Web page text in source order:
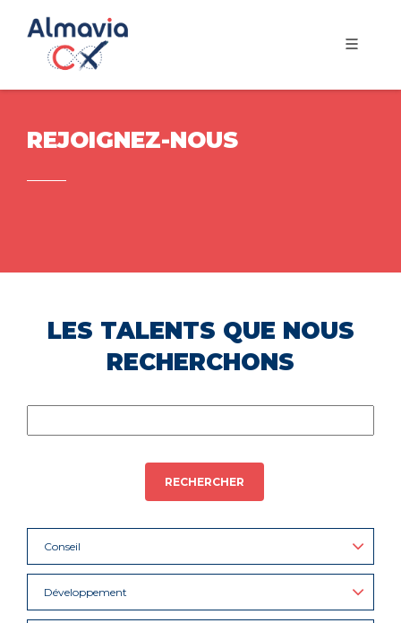
REJOIGNEZ-NOUS
LES TALENTS QUE NOUS
RECHERCHONS
RECHERCHER
Conseil
Développement